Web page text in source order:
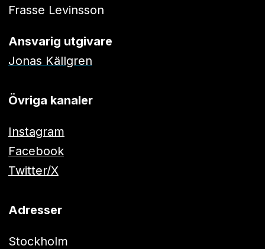
Frasse Levinsson
Ansvarig utgivare
Jonas Källgren
Övriga kanaler
Instagram
Facebook
Twitter/X
Adresser
Stockholm